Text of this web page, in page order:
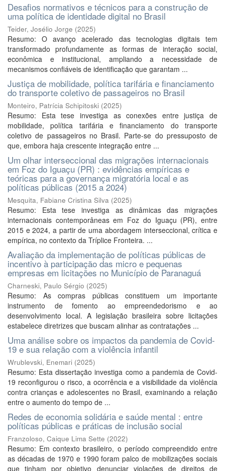
Desafios normativos e técnicos para a construção de
uma política de identidade digital no Brasil
Teider, Josélio Jorge (2025)
Resumo: O avanço acelerado das tecnologias digitais tem
transformado profundamente as formas de interação social,
econômica e institucional, ampliando a necessidade de
mecanismos confiáveis de identificação que garantam ...
Justiça de mobilidade, política tarifária e financiamento
do transporte coletivo de passageiros no Brasil
Monteiro, Patrícia Schipitoski (2025)
Resumo: Esta tese investiga as conexões entre justiça de
mobilidade, política tarifária e financiamento do transporte
coletivo de passageiros no Brasil. Parte-se do pressuposto de
que, embora haja crescente integração entre ...
Um olhar interseccional das migrações internacionais
em Foz do Iguaçu (PR) : evidências empíricas e
teóricas para a governança migratória local e as
políticas públicas (2015 a 2024)
Mesquita, Fabiane Cristina Silva (2025)
Resumo: Esta tese investiga as dinâmicas das migrações
internacionais contemporâneas em Foz do Iguaçu (PR), entre
2015 e 2024, a partir de uma abordagem interseccional, crítica e
empírica, no contexto da Tríplice Fronteira. ...
Avaliação da implementação de políticas públicas de
incentivo à participação das micro e pequenas
empresas em licitações no Município de Paranaguá
Charneski, Paulo Sérgio (2025)
Resumo: As compras públicas constituem um importante
instrumento de fomento ao empreendedorismo e ao
desenvolvimento local. A legislação brasileira sobre licitações
estabelece diretrizes que buscam alinhar as contratações ...
Uma análise sobre os impactos da pandemia de Covid-
19 e sua relação com a violência infantil
Wrublevski, Enemari (2025)
Resumo: Esta dissertação investiga como a pandemia de Covid-
19 reconfigurou o risco, a ocorrência e a visibilidade da violência
contra crianças e adolescentes no Brasil, examinando a relação
entre o aumento do tempo de ...
Redes de economia solidária e saúde mental : entre
políticas públicas e práticas de inclusão social
Franzoloso, Caique Lima Sette (2022)
Resumo: Em contexto brasileiro, o período compreendido entre
as décadas de 1970 e 1990 foram palco de mobilizações sociais
que tinham por objetivo denunciar violações de direitos de